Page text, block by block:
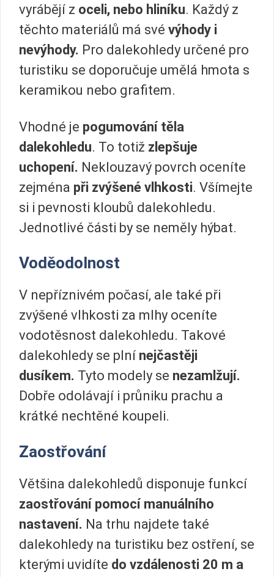
vyrábějí z oceli, nebo hliníku. Každý z
těchto materiálů má své výhody i
nevýhody. Pro dalekohledy určené pro
turistiku se doporučuje umělá hmota s
keramikou nebo grafitem.
Vhodné je pogumování těla
dalekohledu. To totiž zlepšuje
uchopení. Neklouzavý povrch oceníte
zejména při zvýšené vlhkosti. Všímejte
si i pevnosti kloubů dalekohledu.
Jednotlivé části by se neměly hýbat.
Voděodolnost
V nepříznivém počasí, ale také při
zvýšené vlhkosti za mlhy oceníte
vodotěsnost dalekohledu. Takové
dalekohledy se plní nejčastěji
dusíkem. Tyto modely se nezamlžují.
Dobře odolávají i průniku prachu a
krátké nechtěné koupeli.
Zaostřování
Většina dalekohledů disponuje funkcí
zaostřování pomocí manuálního
nastavení. Na trhu najdete také
dalekohledy na turistiku bez ostření, se
kterými uvidíte do vzdálenosti 20 m a